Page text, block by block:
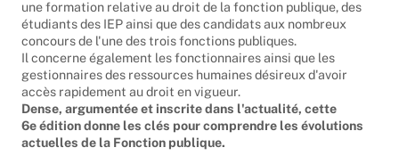
une formation relative au droit de la fonction publique, des
étudiants des IEP ainsi que des candidats aux nombreux
concours de l'une des trois fonctions publiques.
Il concerne également les fonctionnaires ainsi que les
gestionnaires des ressources humaines désireux d'avoir
accès rapidement au droit en vigueur.
Dense, argumentée et inscrite dans l'actualité, cette
6e édition donne les clés pour comprendre les évolutions
actuelles de la Fonction publique.